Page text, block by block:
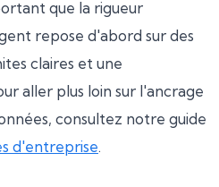
que la rigueur
repose d'abord sur des
claires et une
aller plus loin sur l'ancrage
consultez notre guide
d'entreprise.